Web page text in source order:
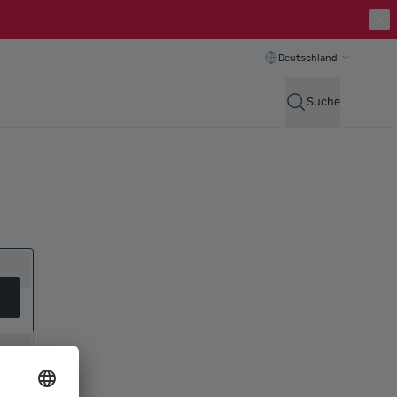
Deutschland
Suche